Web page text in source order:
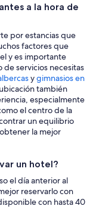
a la hora de
por estancias que
factores que
y es importante
servicios necesitas
ygimnasios en
también
especialmente
el centro de la
un equilibrio
la mejor
un hotel?
el día anterior al
reservarlo con
con hasta 40